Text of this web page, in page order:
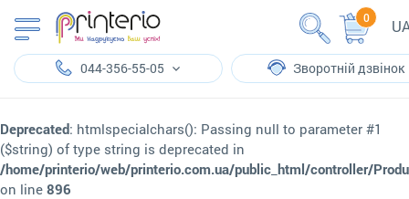
Deprecated: htmlspecialchars(): Passing null to parameter #1
($string) of type string is deprecated in
/home/printerio/web/printerio.com.ua/public_html/controller/
on line 896
0
044-356-55-05 Зворотній дзвінок